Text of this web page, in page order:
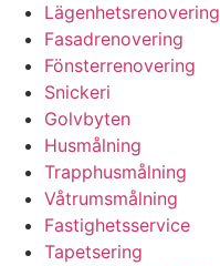
Lägenhetsrenovering
Fasadrenovering
Fönsterrenovering
Snickeri
Golvbyten
Husmålning
Trapphusmålning
Våtrumsmålning
Fastighetsservice
Tapetsering